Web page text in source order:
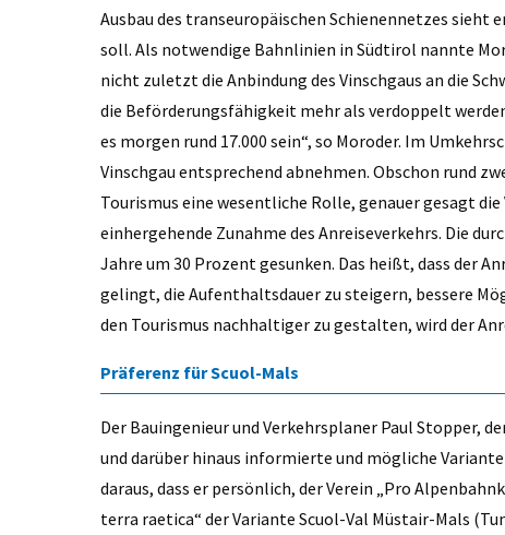
Ausbau des transeuropäischen Schienennetzes
soll. Als notwendige Bahnlinien in Südtirol nannte
nicht zuletzt die Anbindung des Vinschgaus an die
die Beförderungsfähigkeit mehr als verdoppelt
es morgen rund 17.000 sein“, so Moroder. Im
Vinschgau entsprechend abnehmen. Obschon rund
Tourismus eine wesentliche Rolle, genauer gesagt
einhergehende Zunahme des Anreiseverkehrs. Die
Jahre um 30 Prozent gesunken. Das heißt, dass der
gelingt, die Aufenthaltsdauer zu steigern, bessere
den Tourismus nachhaltiger zu gestalten, wird der
Präferenz für Scuol-Mals
Der Bauingenieur und Verkehrsplaner Paul Stopper,
und darüber hinaus informierte und mögliche
daraus, dass er persönlich, der Verein „Pro
terra raetica“ der Variante Scuol-Val Müstair-Mals